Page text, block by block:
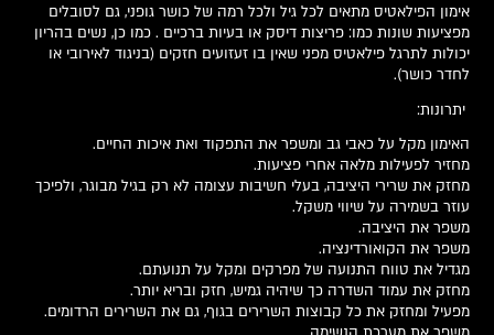
אימון הפילאטיס מתאים לכל גיל ולכל רמה של כושר גופני, גם לסובלים
מפציעות שונות כמו: פריצות דיסק או בעיות ברכיים . כמו כן, נשים בהריון
יכולות לתרגל פילאטיס מפני שאין בו זעזועים חזקים (בניגוד לאירובי או
לחדר כושר).
יתרונות:
האימון מקל על כאבי גב ומשפר את התפקוד ואת איכות החיים.
מחזיר לפעילות מלאה אחרי פציעות.
מחזק את שרירי היציבה, בעלי חשיבות עצומה לא רק בגיל מבוגר, ולפיכך
עוזר בשמירה על שיווי משקל.
משפר את היציבה.
משפר את הקואורדינציה.
מגדיל את טווח התנועה של מפרקים ומקל על תנועתם.
מחזק את עמוד השדרה כך שיהיה גמיש, חזק ובריא יותר.
מפעיל ומחזק את כל קבוצות השרירים בגוף, גם את השרירים הרדומים.